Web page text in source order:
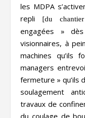
les MDPA
repli
[du
engagées » dès
visionnaires, à
machines qu’ils
managers
fermeture » qu’ils
soulagement
travaux de